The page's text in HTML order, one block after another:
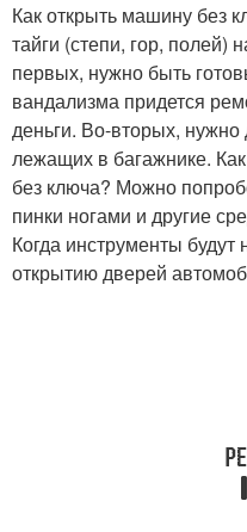
Как открыть машину без
тайги (степи, гор, полей)
первых, нужно быть
вандализма придется
деньги. Во-вторых, нужно
лежащих в багажнике.
без ключа? Можно
пинки ногами и другие
Когда инструменты будут
открытию дверей